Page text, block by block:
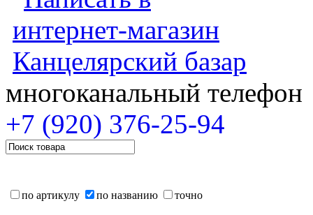
многоканальный телефон
+7 (920) 376-25-94
по артикулу по названию точно